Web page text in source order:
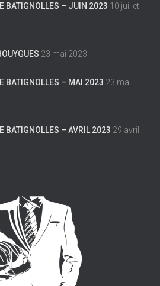
BATIGNOLLES – JUIN 2023 10 juillet
23 mai 2023
BATIGNOLLES – MAI 2023 23 mai
BATIGNOLLES – AVRIL 2023 29 avril